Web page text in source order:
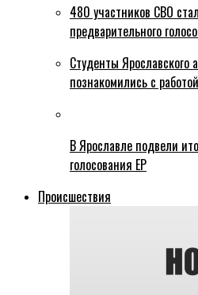
480 участников СВО
предварительного
Студенты Ярославского
познакомились с
В Ярославле подвели
голосования ЕР
Происшествия